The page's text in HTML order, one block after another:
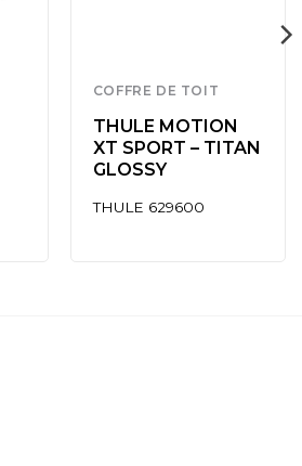
COFFRE DE TOIT
THULE MOTION
XT SPORT – TITAN
GLOSSY
THULE 629600